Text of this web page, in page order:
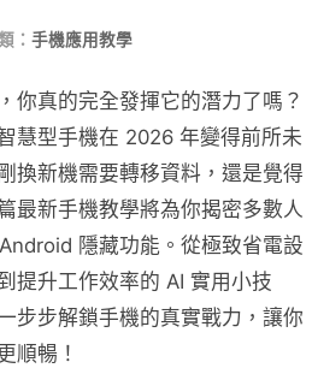
： 手機應用教學
你真的完全發揮它的潛力了嗎？
慧型手機在 2026 年變得前所未
換新機需要轉移資料，還是覺得
最新手機教學將為你揭密多數人
隱藏功能。從極致省電設
提升工作效率的 AI 實用小技
步步解鎖手機的真實戰力，讓你
順暢！